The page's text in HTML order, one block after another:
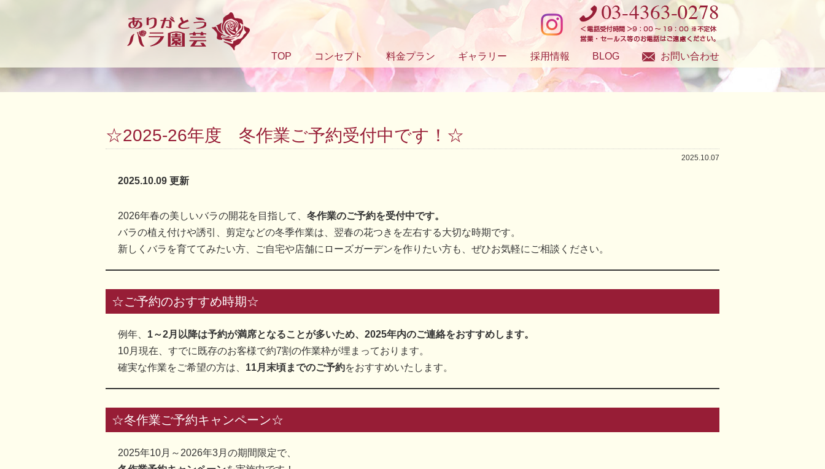
TOP コンセプト 料金プラン ギャラリー 採用情報 BLOG お問い合わせ
☆2025-26年度 冬作業ご予約受付中です！☆
2025.10.07
2025.10.09 更新
2026年春の美しいバラの開花を目指して、 冬作業のご予約を受付中です。
バラの植え付けや誘引、剪定などの冬季作業は、翌春の花つきを左右する大切な時期です。
新しくバラを育ててみたい方、ご自宅や店舗にローズガーデンを作りたい方も、ぜひお気軽にご相談ください。
☆ご予約のおすすめ時期☆
例年、 1～2月以降は予約が満席となることが多いため、2025年内のご連絡をおすすめします。
10月現在、すでに既存のお客様で約7割の作業枠が埋まっております。
確実な作業をご希望の方は、 11月末頃までのご予約をおすすめいたします。
☆冬作業ご予約キャンペーン☆
2025年10月～2026年3月の期間限定で、